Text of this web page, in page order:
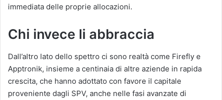
immediata delle proprie allocazioni.
Chi invece li abbraccia
Dall’altro lato dello spettro ci sono realtà come Firefly e
Apptronik, insieme a centinaia di altre aziende in rapida
crescita, che hanno adottato con favore il capitale
proveniente dagli SPV, anche nelle fasi avanzate di